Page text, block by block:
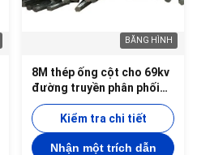
BĂNG HÌNH
8M thép ống cột cho 69kv
đường truyền phân phối
điện với độ dày 3mm đáp
ứng các tiêu chuẩn kỹ
thuật và an toàn
Kiểm tra chi tiết
Nhận một trích dẫn